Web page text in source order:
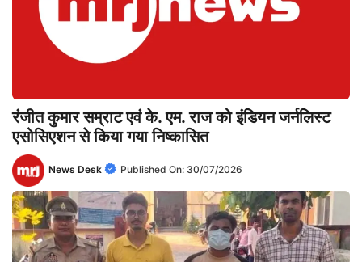
रंजीत कुमार सम्राट एवं के. एम. राज को इंडियन जर्नलिस्ट
एसोसिएशन से किया गया निष्कासित
News Desk Published On: 30/07/2026